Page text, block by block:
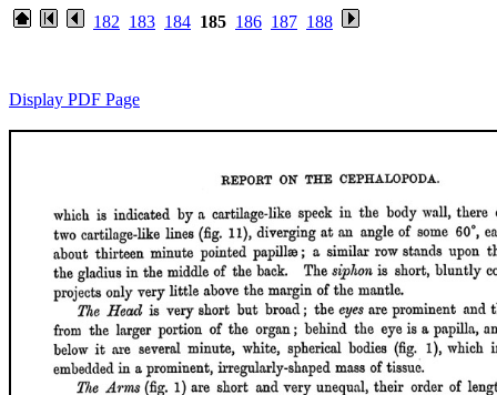
182 183 184 185 186 187 188
Display PDF Page